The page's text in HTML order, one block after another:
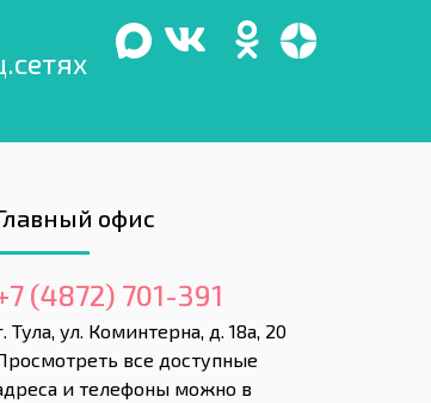
офис
(4872) 701-391
Тула, ул. Коминтерна, д. 18а, 20
все доступные
и телефоны можно в